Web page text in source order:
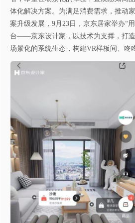
体化解决方案。为满足消费需求，推动
案升级发展，9月23日，京东居家举办“
台——京东设计家，以技术为支撑，打
场景化的系统生态，构建VR样板间、